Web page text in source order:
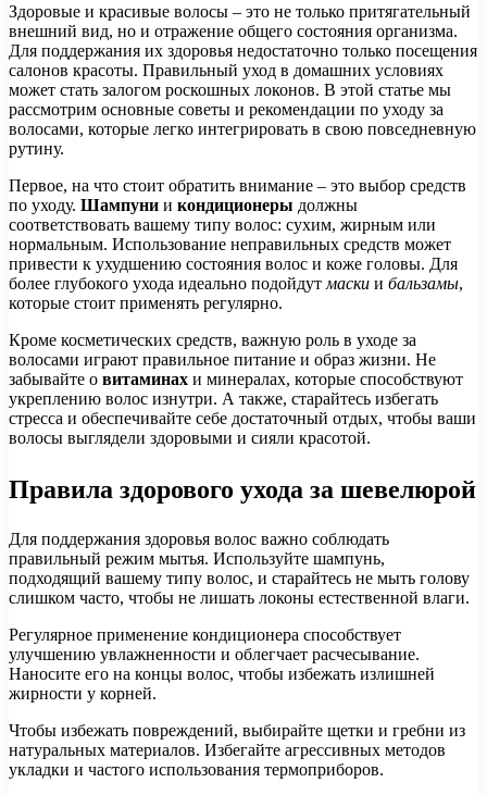
Здоровые и красивые волосы – это не только притягательный
внешний вид, но и отражение общего состояния организма.
Для поддержания их здоровья недостаточно только посещения
салонов красоты. Правильный уход в домашних условиях
может стать залогом роскошных локонов. В этой статье мы
рассмотрим основные советы и рекомендации по уходу за
волосами, которые легко интегрировать в свою повседневную
рутину.
Первое, на что стоит обратить внимание – это выбор средств
по уходу. Шампуни и кондиционеры должны
соответствовать вашему типу волос: сухим, жирным или
нормальным. Использование неправильных средств может
привести к ухудшению состояния волос и коже головы. Для
более глубокого ухода идеально подойдут маски и бальзамы,
которые стоит применять регулярно.
Кроме косметических средств, важную роль в уходе за
волосами играют правильное питание и образ жизни. Не
забывайте о витаминах и минералах, которые способствуют
укреплению волос изнутри. А также, старайтесь избегать
стресса и обеспечивайте себе достаточный отдых, чтобы ваши
волосы выглядели здоровыми и сияли красотой.
Правила здорового ухода за шевелюрой
Для поддержания здоровья волос важно соблюдать
правильный режим мытья. Используйте шампунь,
подходящий вашему типу волос, и старайтесь не мыть голову
слишком часто, чтобы не лишать локоны естественной влаги.
Регулярное применение кондиционера способствует
улучшению увлажненности и облегчает расчесывание.
Наносите его на концы волос, чтобы избежать излишней
жирности у корней.
Чтобы избежать повреждений, выбирайте щетки и гребни из
натуральных материалов. Избегайте агрессивных методов
укладки и частого использования термоприборов.